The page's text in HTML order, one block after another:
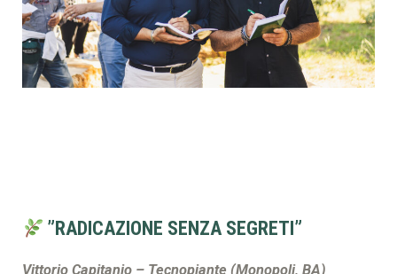
”RADICAZIONE SENZA SEGRETI”
Vittorio Capitanio – Tecnopiante (Monopoli, BA)